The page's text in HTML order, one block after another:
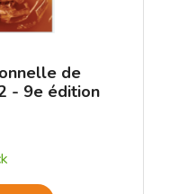
de
- 9e édition